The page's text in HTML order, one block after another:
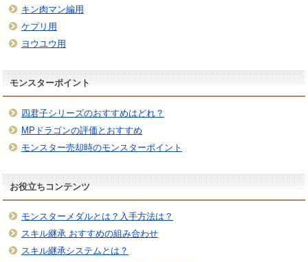
キン肉マン編用
ケプリ用
ヨウユウ用
モンスターポイント
四君子シリーズのおすすめはどれ？
MPドラゴンの評価とおすすめ
モンスター売却時のモンスターポイント
お役立ちコンテンツ
モンスターメダルとは？入手方法は？
スキル継承 おすすめの組み合わせ
スキル継承システムとは？